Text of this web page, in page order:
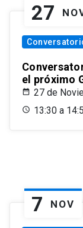
27
el próximo
27 de
13:30 a
7 NOV